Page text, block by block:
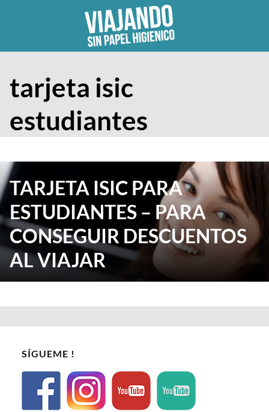
tarjeta isic
estudiantes
TARJETA ISIC PARA
ESTUDIANTES – PARA
CONSEGUIR DESCUENTOS
AL VIAJAR
SÍGUEME !